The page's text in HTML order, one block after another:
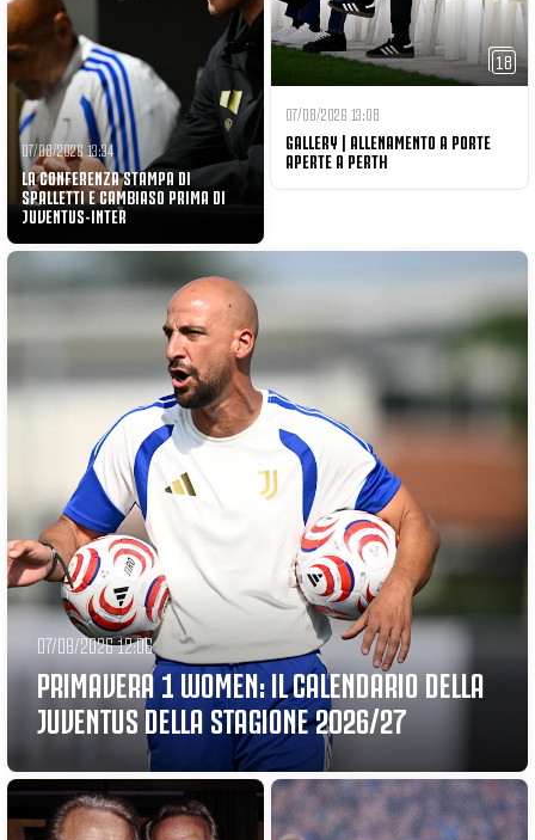
07/08/2026 13:34
LA CONFERENZA STAMPA DI
SPALLETTI E CAMBIASO PRIMA DI
JUVENTUS-INTER
18
07/08/2026 13:08
GALLERY | ALLENAMENTO A PORTE
APERTE A PERTH
07/08/2026 12:06
PRIMAVERA 1 WOMEN: IL CALENDARIO DELLA
JUVENTUS DELLA STAGIONE 2026/27